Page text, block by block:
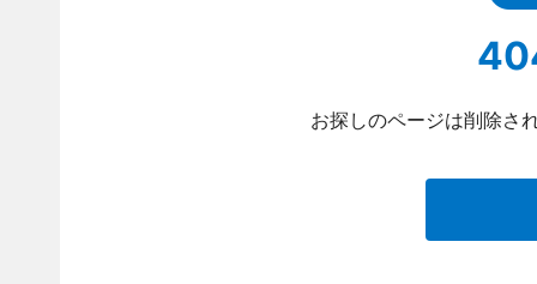
お探しのページは削除さ